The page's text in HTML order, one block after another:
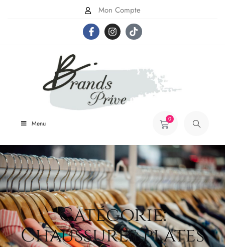
Mon Compte
Menu
0
Catégorie:
Chaussures plates